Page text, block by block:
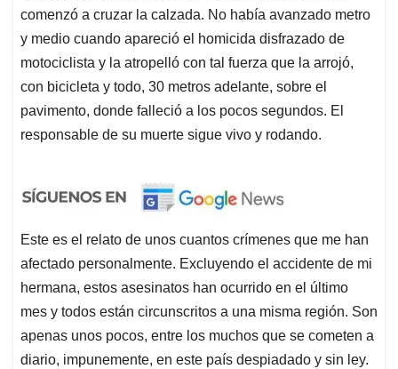
comenzó a cruzar la calzada. No había avanzado metro
y medio cuando apareció el homicida disfrazado de
motociclista y la atropelló con tal fuerza que la arrojó,
con bicicleta y todo, 30 metros adelante, sobre el
pavimento, donde falleció a los pocos segundos. El
responsable de su muerte sigue vivo y rodando.
Este es el relato de unos cuantos crímenes que me han
afectado personalmente. Excluyendo el accidente de mi
hermana, estos asesinatos han ocurrido en el último
mes y todos están circunscritos a una misma región. Son
apenas unos pocos, entre los muchos que se cometen a
diario, impunemente, en este país despiadado y sin ley.